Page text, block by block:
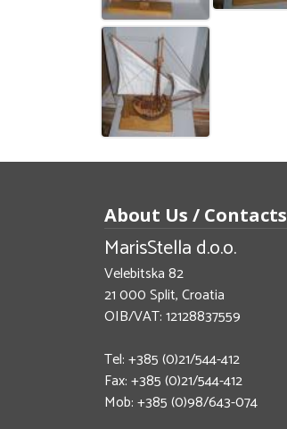
About Us / Contacts
MarisStella d.o.o.
Velebitska 82
21 000 Split, Croatia
OIB/VAT: 12128837559
Tel: +385 (0)21/544-412
Fax: +385 (0)21/544-412
Mob: +385 (0)98/643-074